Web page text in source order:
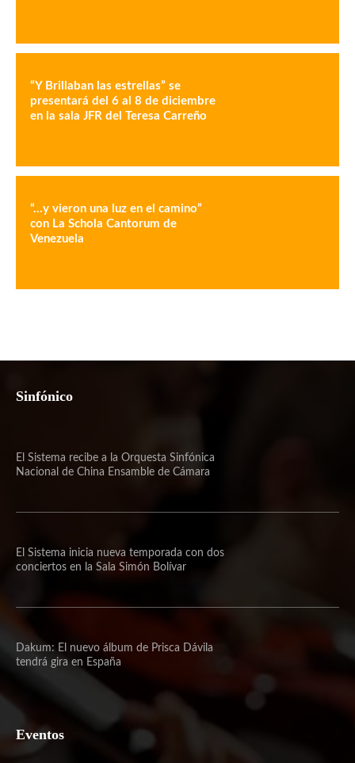
“Y Brillaban las estrellas” se
presentará del 6 al 8 de diciembre
en la sala JFR del Teresa Carreño
“…y vieron una luz en el camino”
con La Schola Cantorum de
Venezuela
Sinfónico
El Sistema recibe a la Orquesta Sinfónica
Nacional de China Ensamble de Cámara
El Sistema inicia nueva temporada con dos
conciertos en la Sala Simón Bolívar
Dakum: El nuevo álbum de Prisca Dávila
tendrá gira en España
Eventos